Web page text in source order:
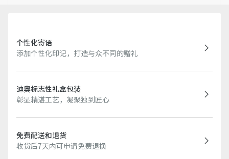
个性化寄语
添加个性化印记，打造与众不同的赠礼
迪奥标志性礼盒包装
彰显精湛工艺，凝聚独到匠心
免费配送和退货
收货后7天内可申请免费退换